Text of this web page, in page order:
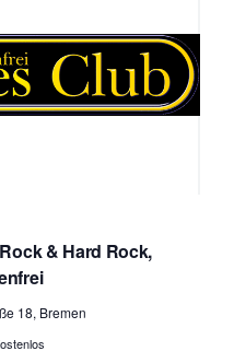
& Hard Rock,
18, Bremen